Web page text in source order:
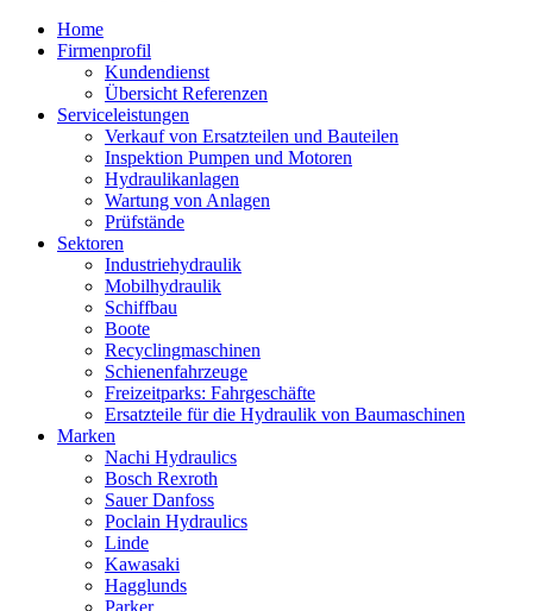
Home
Firmenprofil
Kundendienst
Übersicht Referenzen
Serviceleistungen
Verkauf von Ersatzteilen und Bauteilen
Inspektion Pumpen und Motoren
Hydraulikanlagen
Wartung von Anlagen
Prüfstände
Sektoren
Industriehydraulik
Mobilhydraulik
Schiffbau
Boote
Recyclingmaschinen
Schienenfahrzeuge
Freizeitparks: Fahrgeschäfte
Ersatzteile für die Hydraulik von Baumaschinen
Marken
Nachi Hydraulics
Bosch Rexroth
Sauer Danfoss
Poclain Hydraulics
Linde
Kawasaki
Hagglunds
Parker